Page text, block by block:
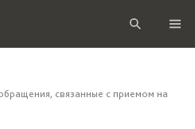
связанные с приемом на